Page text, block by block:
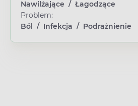
Nawilżające / Łagodzące
Problem:
Ból / Infekcja / Podrażnienie